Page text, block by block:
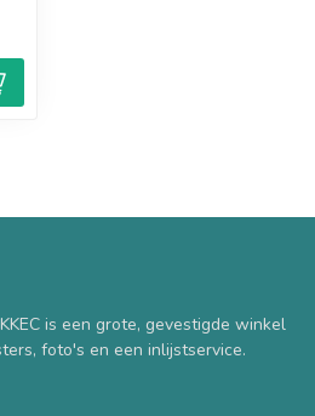
is een grote, gevestigde winkel
foto's en een inlijstservice.